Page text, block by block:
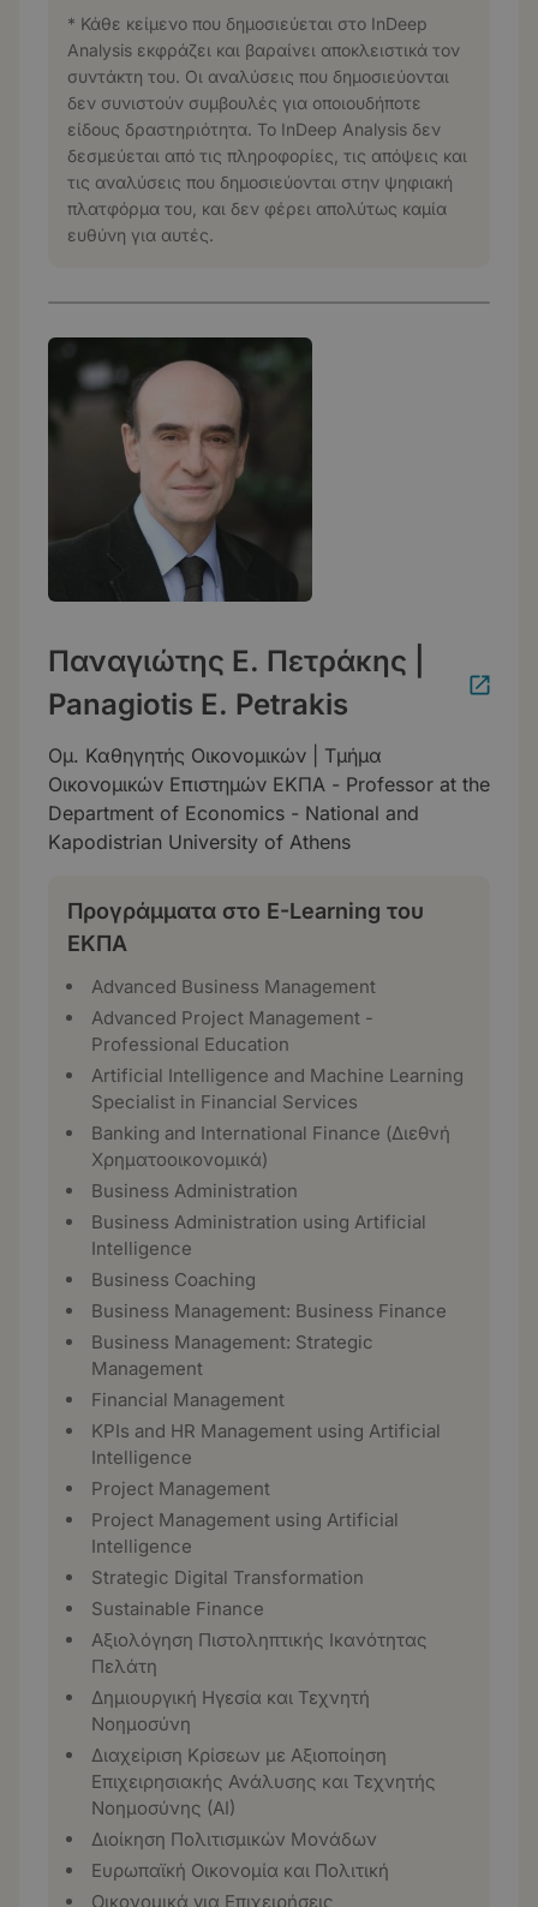
* Κάθε κείμενο που δημοσιεύεται στο InDeep
Analysis εκφράζει και βαραίνει αποκλειστικά τον
συντάκτη του. Οι αναλύσεις που δημοσιεύονται
δεν συνιστούν συμβουλές για οποιουδήποτε
είδους δραστηριότητα. Το InDeep Analysis δεν
δεσμεύεται από τις πληροφορίες, τις απόψεις και
τις αναλύσεις που δημοσιεύονται στην ψηφιακή
πλατφόρμα του, και δεν φέρει απολύτως καμία
ευθύνη για αυτές.
Παναγιώτης Ε. Πετράκης |
Panagiotis E. Petrakis
Ομ. Καθηγητής Οικονομικών | Τμήμα
Οικονομικών Επιστημών ΕΚΠΑ - Professor at the
Department of Economics - National and
Kapodistrian University of Athens
Προγράμματα στο E-Learning του
ΕΚΠΑ
Advanced Business Management
Advanced Project Management -
Professional Education
Artificial Intelligence and Machine Learning
Specialist in Financial Services
Banking and International Finance (Διεθνή
Χρηματοοικονομικά)
Business Administration
Business Administration using Artificial
Intelligence
Business Coaching
Business Management: Business Finance
Business Management: Strategic
Management
Financial Management
KPIs and HR Management using Artificial
Intelligence
Project Management
Project Management using Artificial
Intelligence
Strategic Digital Transformation
Sustainable Finance
Αξιολόγηση Πιστοληπτικής Ικανότητας
Πελάτη
Δημιουργική Ηγεσία και Τεχνητή
Νοημοσύνη
Διαχείριση Κρίσεων με Αξιοποίηση
Επιχειρησιακής Ανάλυσης και Τεχνητής
Νοημοσύνης (ΑΙ)
Διοίκηση Πολιτισμικών Μονάδων
Ευρωπαϊκή Οικονομία και Πολιτική
Οικονομικά για Επιχειρήσεις